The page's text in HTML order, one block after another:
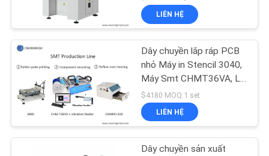
CHUYẾN
THAM
QUAN
NHÀ
MÁY
LIÊN HỆ
Dây chuyền lắp ráp PCB
nhỏ Máy in Stencil 3040,
Máy Smt CHMT36VA, Lò
nướng 420 Reflow
$4180 MOQ:1 set
LIÊN HỆ
Dây chuyền sản xuất